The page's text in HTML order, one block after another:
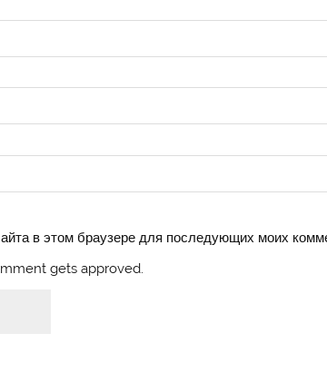
в этом браузере для последующих моих
gets approved.